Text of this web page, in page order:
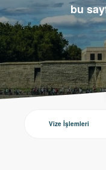
bu
Vize İşlemleri